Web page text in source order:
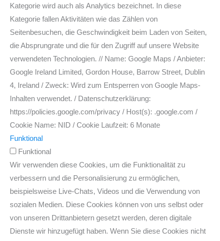
Kategorie wird auch als Analytics bezeichnet. In diese
Kategorie fallen Aktivitäten wie das Zählen von
Seitenbesuchen, die Geschwindigkeit beim Laden von Seiten,
die Absprungrate und die für den Zugriff auf unsere Website
verwendeten Technologien. // Name: Google Maps / Anbieter:
Google Ireland Limited, Gordon House, Barrow Street, Dublin
4, Ireland / Zweck: Wird zum Entsperren von Google Maps-
Inhalten verwendet. / Datenschutzerklärung:
https://policies.google.com/privacy / Host(s): .google.com /
Cookie Name: NID / Cookie Laufzeit: 6 Monate
Funktional
Funktional
Wir verwenden diese Cookies, um die Funktionalität zu
verbessern und die Personalisierung zu ermöglichen,
beispielsweise Live-Chats, Videos und die Verwendung von
sozialen Medien. Diese Cookies können von uns selbst oder
von unseren Drittanbietern gesetzt werden, deren digitale
Dienste wir hinzugefügt haben. Wenn Sie diese Cookies nicht